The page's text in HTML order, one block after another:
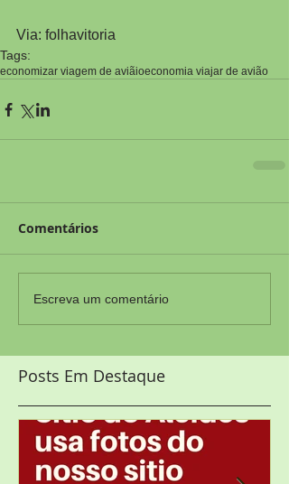
Via: folhavitoria
Tags:
economizar viagem de aviãioeconomia viajar de avião
Comentários
Escreva um comentário
Posts Em Destaque